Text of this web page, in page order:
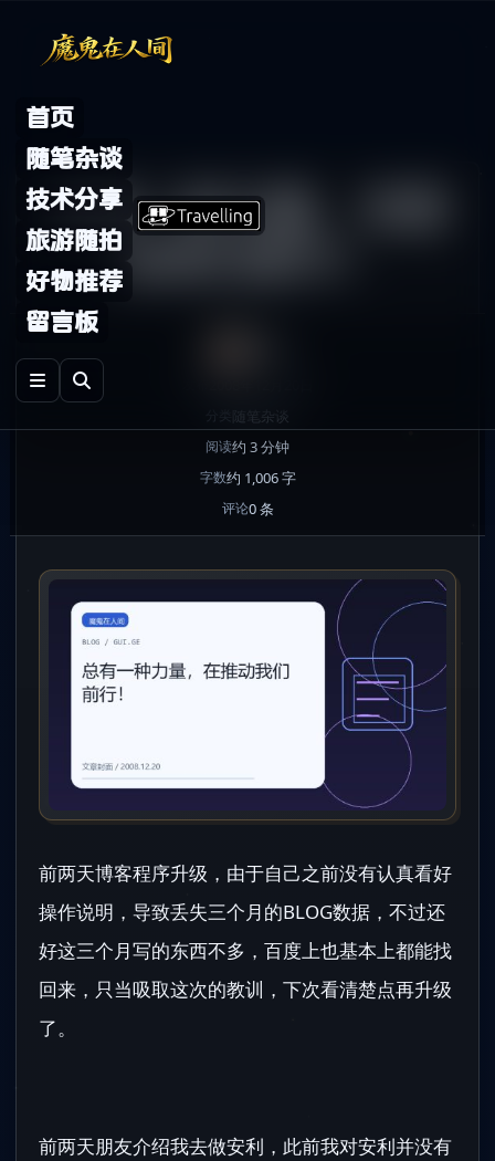
首页
随笔杂谈
技术分享
旅游随拍
好物推荐
留言板
总有一种力量，在推
动我们前行！
随笔杂谈
阅读约 3 分钟
字数约 1,006 字
评论0 条
前两天博客程序升级，由于自己之前没有认真看好
操作说明，导致丢失三个月的BLOG数据，不过还
好这三个月写的东西不多，百度上也基本上都能找
回来，只当吸取这次的教训，下次看清楚点再升级
了。
前两天朋友介绍我去做安利，此前我对安利并没有